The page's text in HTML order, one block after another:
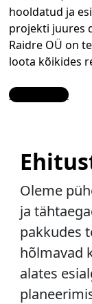
hooldatud ja
projekti juures
Raidre OÜ on
loota kõikides
Contact Us
Oleme
ja
pakkudes
hõlmavad
alates